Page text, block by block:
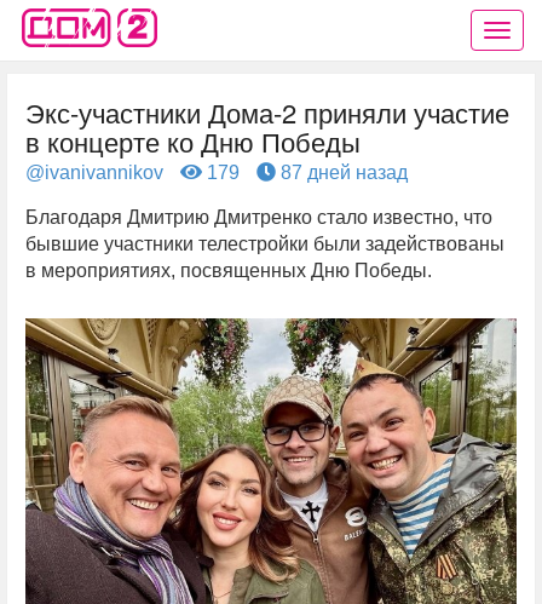
Экс-участники Дома-2 приняли участие
в концерте ко Дню Победы
@ivanivannikov 179 87 дней назад
Благодаря Дмитрию Дмитренко стало известно, что
бывшие участники телестройки были задействованы
в мероприятиях, посвященных Дню Победы.